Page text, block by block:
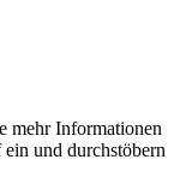
mehr Informationen
und durchstöbern